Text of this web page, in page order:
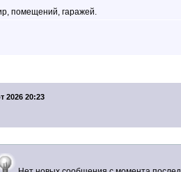
помещений, гаражей.
2026 20:23